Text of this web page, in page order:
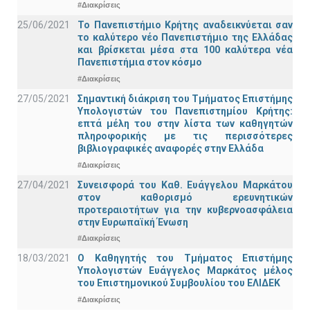
#Διακρίσεις
25/06/2021
Το Πανεπιστήμιο Κρήτης αναδεικνύεται σαν
το καλύτερο νέο Πανεπιστήμιο της Ελλάδας
και βρίσκεται μέσα στα 100 καλύτερα νέα
Πανεπιστήμια στον κόσμο
#Διακρίσεις
27/05/2021
Σημαντική διάκριση του Τμήματος Επιστήμης
Υπολογιστών του Πανεπιστημίου Κρήτης:
επτά μέλη του στην λίστα των καθηγητών
πληροφορικής με τις περισσότερες
βιβλιογραφικές αναφορές στην Ελλάδα
#Διακρίσεις
27/04/2021
Συνεισφορά του Καθ. Ευάγγελου Μαρκάτου
στον καθορισμό ερευνητικών
προτεραιοτήτων για την κυβερνοασφάλεια
στην Ευρωπαϊκή Ένωση
#Διακρίσεις
18/03/2021
Ο Καθηγητής του Τμήματος Επιστήμης
Υπολογιστών Ευάγγελος Μαρκάτος μέλος
του Επιστημονικού Συμβουλίου του ΕΛΙΔΕΚ
#Διακρίσεις